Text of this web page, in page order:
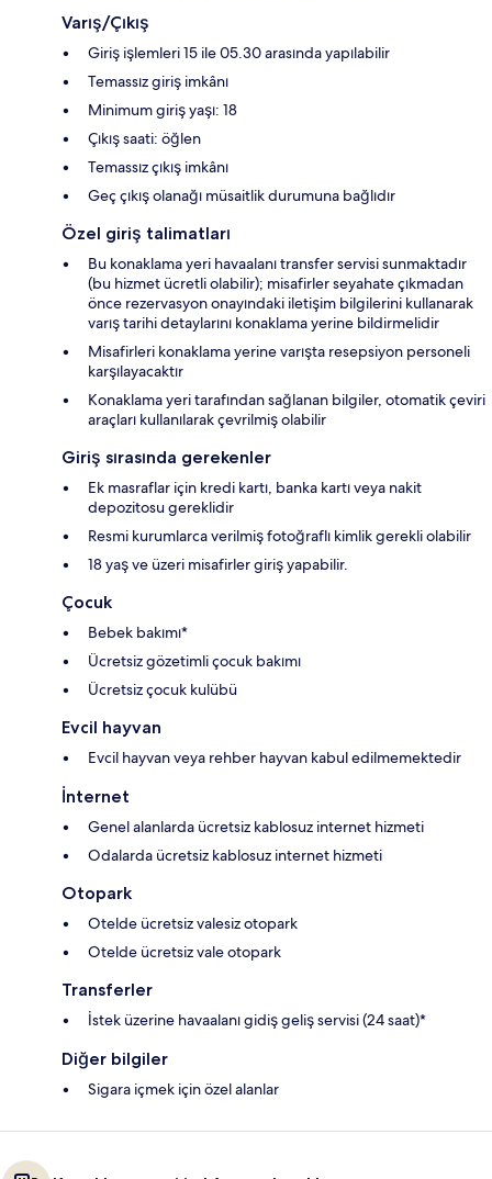
Varış/Çıkış
Giriş işlemleri 15 ile 05.30 arasında yapılabilir
Temassız giriş imkânı
Minimum giriş yaşı: 18
Çıkış saati: öğlen
Temassız çıkış imkânı
Geç çıkış olanağı müsaitlik durumuna bağlıdır
Özel giriş talimatları
Bu konaklama yeri havaalanı transfer servisi sunmaktadır
(bu hizmet ücretli olabilir); misafirler seyahate çıkmadan
önce rezervasyon onayındaki iletişim bilgilerini kullanarak
varış tarihi detaylarını konaklama yerine bildirmelidir
Misafirleri konaklama yerine varışta resepsiyon personeli
karşılayacaktır
Konaklama yeri tarafından sağlanan bilgiler, otomatik çeviri
araçları kullanılarak çevrilmiş olabilir
Giriş sırasında gerekenler
Ek masraflar için kredi kartı, banka kartı veya nakit
depozitosu gereklidir
Resmi kurumlarca verilmiş fotoğraflı kimlik gerekli olabilir
18 yaş ve üzeri misafirler giriş yapabilir.
Çocuk
Bebek bakımı*
Ücretsiz gözetimli çocuk bakımı
Ücretsiz çocuk kulübü
Evcil hayvan
Evcil hayvan veya rehber hayvan kabul edilmemektedir
İnternet
Genel alanlarda ücretsiz kablosuz internet hizmeti
Odalarda ücretsiz kablosuz internet hizmeti
Otopark
Otelde ücretsiz valesiz otopark
Otelde ücretsiz vale otopark
Transferler
İstek üzerine havaalanı gidiş geliş servisi (24 saat)*
Diğer bilgiler
Sigara içmek için özel alanlar